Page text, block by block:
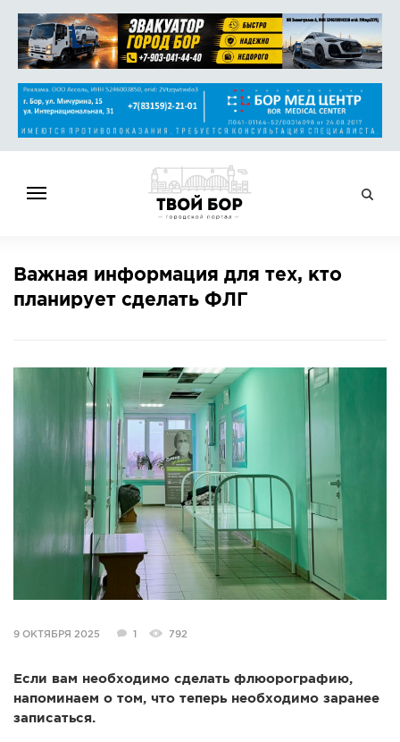
НОВОСТИ
СПРАВОЧНИК
АФИША
СПРАВКА
КАМЕРЫ
КОНКУРСЫ
СТАТЬИ
ГОЛОСОВАНИЯ
ПРЕДЛОЖИТЬ НОВОСТЬ
ФОТО
Важная информация для тех, кто
планирует сделать ФЛГ
9 ОКТЯБРЯ 2025 1 792
Если вам необходимо сделать флюорографию,
напоминаем о том, что теперь необходимо заранее
записаться.